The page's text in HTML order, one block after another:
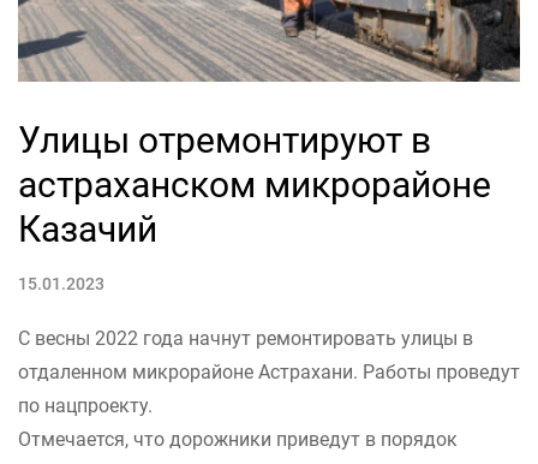
Улицы отремонтируют в
астраханском микрорайоне
Казачий
15.01.2023
С весны 2022 года начнут ремонтировать улицы в
отдаленном микрорайоне Астрахани. Работы проведут
по нацпроекту.
Отмечается, что дорожники приведут в порядок